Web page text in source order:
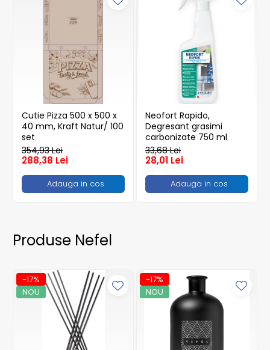
Articole din Carton Kraft Natur +
Sandwich
Articole din Carton Negru
Caserole
Articole din Plastic PP
Caserole
Farfurii
Boluri
Caserole
Articole din XPS
Cutie Pizza 500 x 500 x
40 mm, Kraft Natur/ 100
set
354,93 Lei
288,38 Lei
Adauga in cos
Neofort Rapido,
Degresant grasimi
carbonizate 750 ml
33,68 Lei
28,01 Lei
Adauga in cos
Produse Nefel
-17%
NOU
-17%
NOU